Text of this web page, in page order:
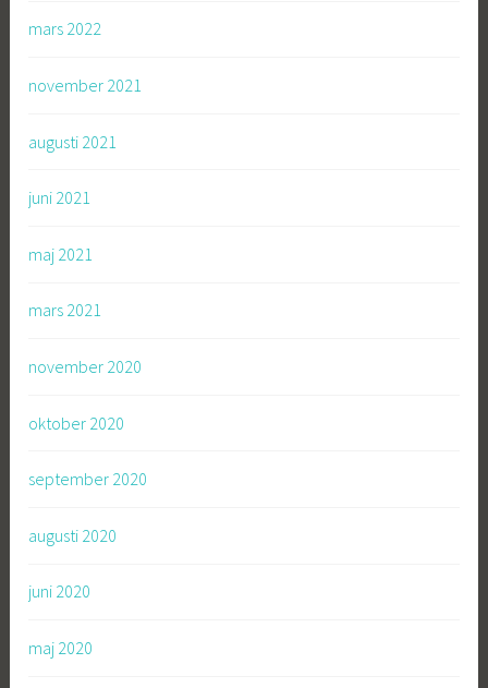
mars 2022
november 2021
augusti 2021
juni 2021
maj 2021
mars 2021
november 2020
oktober 2020
september 2020
augusti 2020
juni 2020
maj 2020